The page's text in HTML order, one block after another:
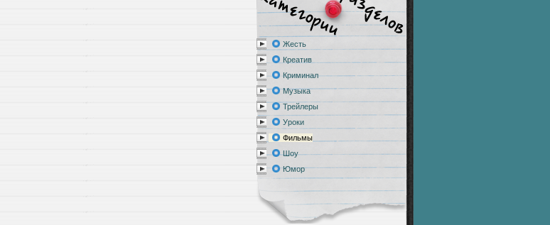
Жесть
Креатив
Криминал
Музыка
Трейлеры
Уроки
Фильмы
Шоу
Юмор